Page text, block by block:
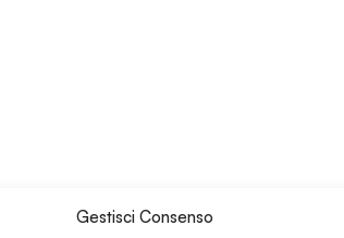
Gestisci Consenso